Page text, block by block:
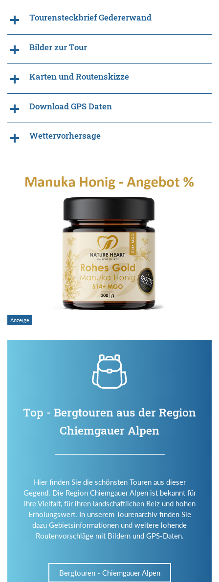
Tourensteckbrief Gedererwand
Bilder zur Tour
Karten und Routenskizze
Download GPS Daten
Wettervorhersage
Top - Bergtouren aus der Region
Chiemgauer Alpen
Hier finden Sie die schönsten Touren aus dieser
Gegend. Die Region Chiemgauer Alpen ist bekannt für
ihre Vielfalt, für ihren landschaftlichen Reiz und hohen
Erholungswert. In unserem Tourenarchiv finden Sie
dazu Gebietsinformationen und weitere lohende
Routenvorschläge mit Bildern und GPS-Daten.
Bergtouren - Chiemgauer Alpen